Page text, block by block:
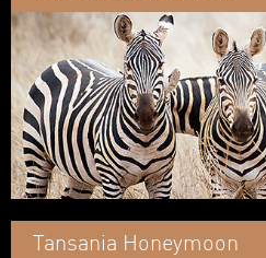
Tansania Honeymoon